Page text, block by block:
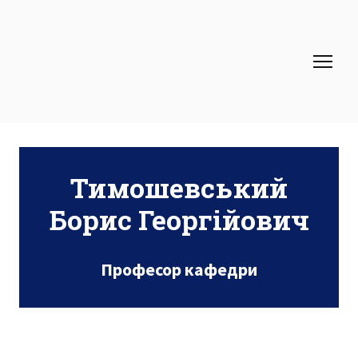
Тимошевський
Борис Георгійович
Професор кафедри